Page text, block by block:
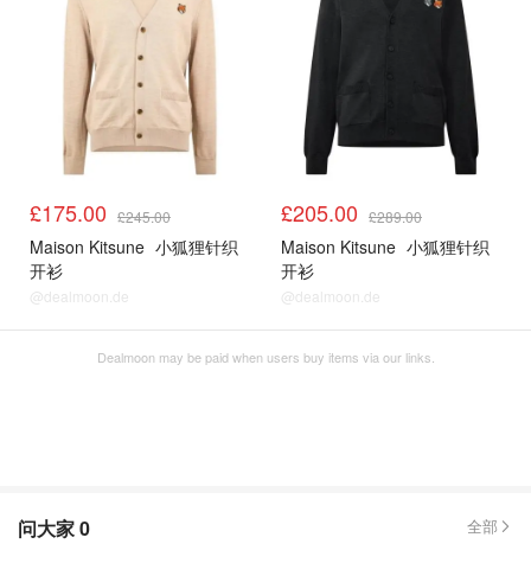
£175.00 £245.00
Maison Kitsune 小狐狸针织
开衫
@dealmoon.de
£205.00 £289.00
Maison Kitsune 小狐狸针织
开衫
@dealmoon.de
Dealmoon may be paid when users buy items via our links.
问大家0 全部